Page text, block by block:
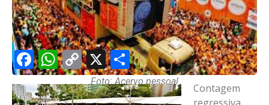
Foto: Acervo pessoal
Facebook
WhatsApp
Copy
Link
X Share
Contagem